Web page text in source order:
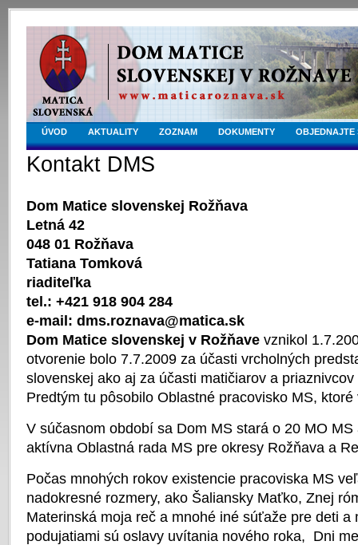
ÚVOD AKTUALITY ZOZNAM DOKUMENTY OBJEDNAJTE
Kontakt DMS
Dom Matice slovenskej Rožňava
Letná 42
048 01 Rožňava
Tatiana Tomková
riaditeľka
tel.: +421 918 904 284
e-mail: dms.roznava@matica.sk
Dom Matice slovenskej v Rožňave vznikol
otvorenie bolo 7.7.2009 za účasti vrcholných
slovenskej ako aj za účasti matičiarov a
Predtým tu pôsobilo Oblastné pracovisko MS,
V súčasnom období sa Dom MS stará o 20 MO
aktívna Oblastná rada MS pre okresy Rožňava a
Počas mnohých rokov existencie pracoviska MS
nadokresné rozmery, ako Šaliansky Maťko, Znej
Materinská moja reč a mnohé iné súťaže pre deti
podujatiami sú oslavy uvítania nového roka, Dni